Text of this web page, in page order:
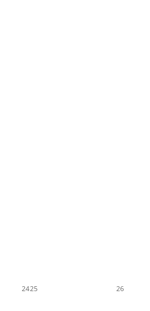
2425 26